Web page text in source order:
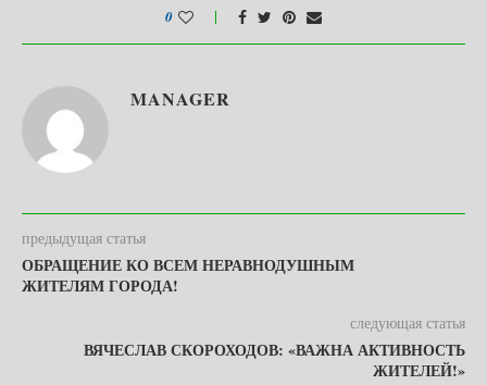
0
MANAGER
предыдущая статья
ОБРАЩЕНИЕ КО ВСЕМ НЕРАВНОДУШНЫМ
ЖИТЕЛЯМ ГОРОДА!
следующая статья
ВЯЧЕСЛАВ СКОРОХОДОВ: «ВАЖНА АКТИВНОСТЬ
ЖИТЕЛЕЙ!»